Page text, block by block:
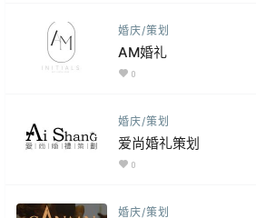
婚庆/策划
AM婚礼
0
婚庆/策划
爱尚婚礼策划
0
婚庆/策划